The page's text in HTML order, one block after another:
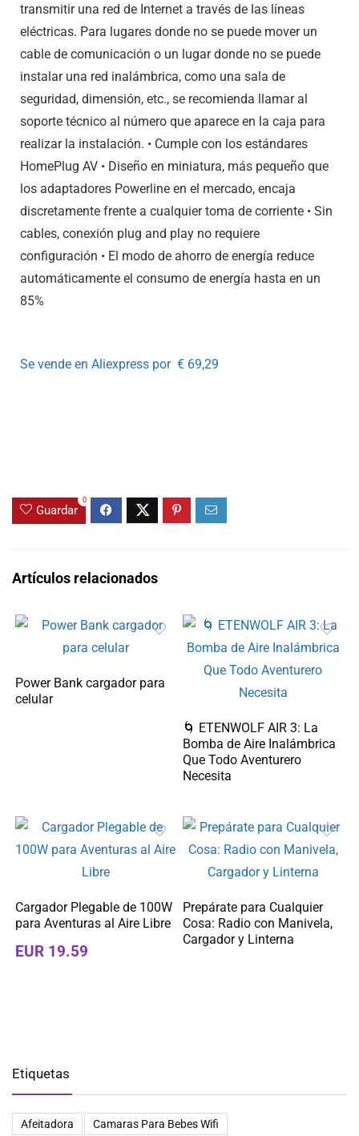
transmitir una red de Internet a través de las líneas
eléctricas. Para lugares donde no se puede mover un
cable de comunicación o un lugar donde no se puede
instalar una red inalámbrica, como una sala de
seguridad, dimensión, etc., se recomienda llamar al
soporte técnico al número que aparece en la caja para
realizar la instalación. • Cumple con los estándares
HomePlug AV • Diseño en miniatura, más pequeño que
los adaptadores Powerline en el mercado, encaja
discretamente frente a cualquier toma de corriente • Sin
cables, conexión plug and play no requiere
configuración • El modo de ahorro de energía reduce
automáticamente el consumo de energía hasta en un
85%
Se vende en Aliexpress por € 69,29
Guardar
0
Artículos relacionados
Power Bank cargador para
celular
🌀 ETENWOLF AIR 3: La
Bomba de Aire Inalámbrica
Que Todo Aventurero
Necesita
Cargador Plegable de 100W
para Aventuras al Aire Libre
EUR 19.59
Prepárate para Cualquier
Cosa: Radio con Manivela,
Cargador y Linterna
Etiquetas
Afeitadora Camaras Para Bebes Wifi